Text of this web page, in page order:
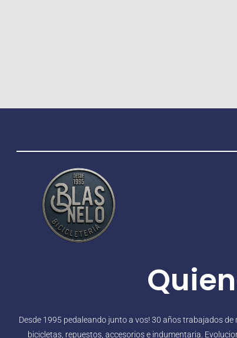
Desde 1995 pedaleando junto a vos! 30 años trabajados
bicicletas, repuestos, accesorios e indumentaria.